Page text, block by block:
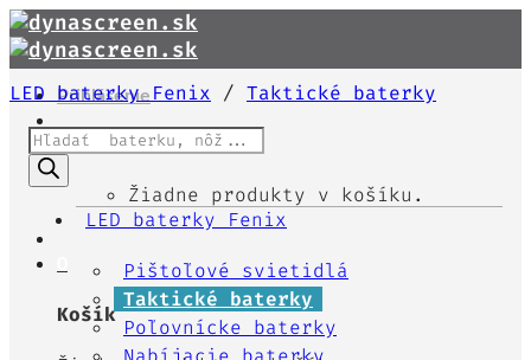
Skip
to
content
Prihlásenie
Košík /0,00€ 0
Žiadne produkty v košíku.
Košík
LED baterky Fenix / Taktické baterky
Products
search
LED baterky Fenix
Pištoľové svietidlá
Taktické baterky
Poľovnícke baterky